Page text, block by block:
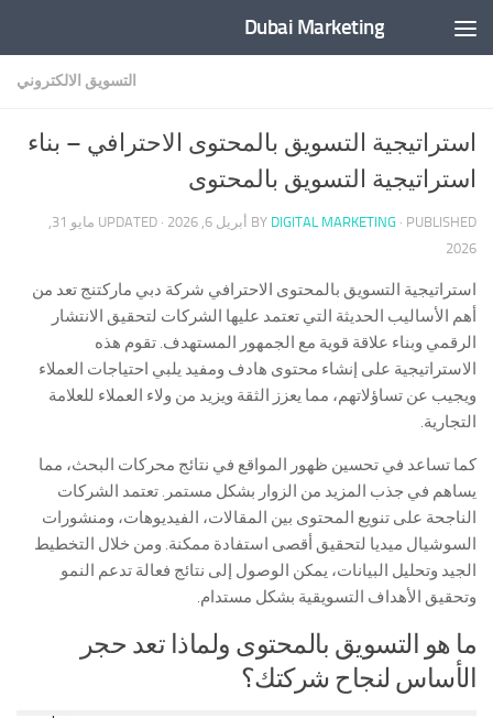
Dubai Marketing
التسويق الالكتروني
استراتيجية التسويق بالمحتوى الاحترافي – بناء
استراتيجية التسويق بالمحتوى
BY DIGITAL MARKETING · PUBLISHED أبريل 6, 2026 · UPDATED
مايو 31,
2026
استراتيجية التسويق بالمحتوى الاحترافي شركة دبي ماركتنج تعد من
أهم الأساليب الحديثة التي تعتمد عليها الشركات لتحقيق الانتشار
الرقمي وبناء علاقة قوية مع الجمهور المستهدف. تقوم هذه
الاستراتيجية على إنشاء محتوى هادف ومفيد يلبي احتياجات العملاء
ويجيب عن تساؤلاتهم، مما يعزز الثقة ويزيد من ولاء العملاء للعلامة
التجارية.
كما تساعد في تحسين ظهور المواقع في نتائج محركات البحث، مما
يساهم في جذب المزيد من الزوار بشكل مستمر. تعتمد الشركات
الناجحة على تنويع المحتوى بين المقالات، الفيديوهات، ومنشورات
السوشيال ميديا لتحقيق أقصى استفادة ممكنة. ومن خلال التخطيط
الجيد وتحليل البيانات، يمكن الوصول إلى نتائج فعالة تدعم النمو
وتحقيق الأهداف التسويقية بشكل مستدام.
ما هو التسويق بالمحتوى ولماذا تعد حجر
الأساس لنجاح شركتك؟